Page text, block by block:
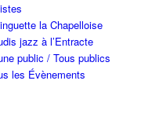
la Chapelloise
jazz à l’Entracte
public / Tous publics
les Évènements